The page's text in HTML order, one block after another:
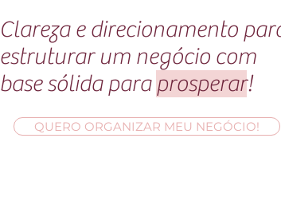
Clareza e direcionamento
estruturar um negócio com
base sólida para prosperar!
QUERO ORGANIZAR MEU NEGÓCIO!